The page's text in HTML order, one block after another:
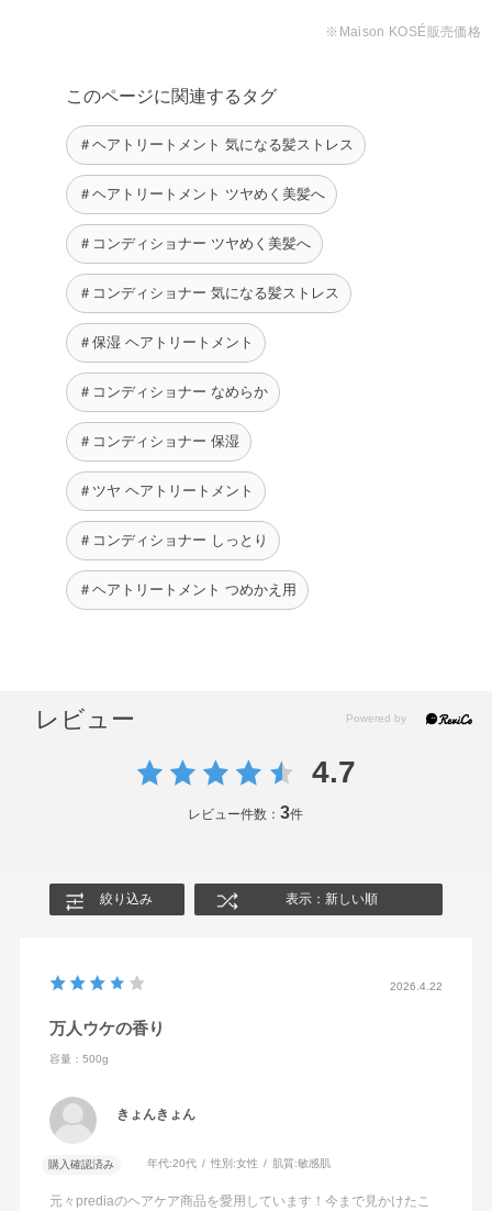
※Maison KOSÉ販売価格
このページに関連するタグ
＃ヘアトリートメント 気になる髪ストレス
＃ヘアトリートメント ツヤめく美髪へ
＃コンディショナー ツヤめく美髪へ
＃コンディショナー 気になる髪ストレス
＃保湿 ヘアトリートメント
＃コンディショナー なめらか
＃コンディショナー 保湿
＃ツヤ ヘアトリートメント
＃コンディショナー しっとり
＃ヘアトリートメント つめかえ用
レビュー
4.7
レビュー件数：3件
絞り込み 表示：新しい順
2026.4.22
万人ウケの香り
容量：500g
きょんきょん
購入確認済み 年代:20代 性別:女性 肌質:敏感肌
元々prediaのヘアケア商品を愛用しています！今まで見かけたこ